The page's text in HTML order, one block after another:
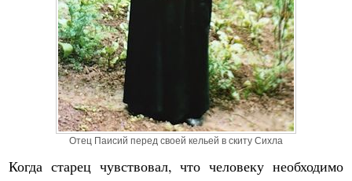
Отец Паисий перед своей кельей в скиту Сихла
Когда старец чувствовал, что человеку необходимо